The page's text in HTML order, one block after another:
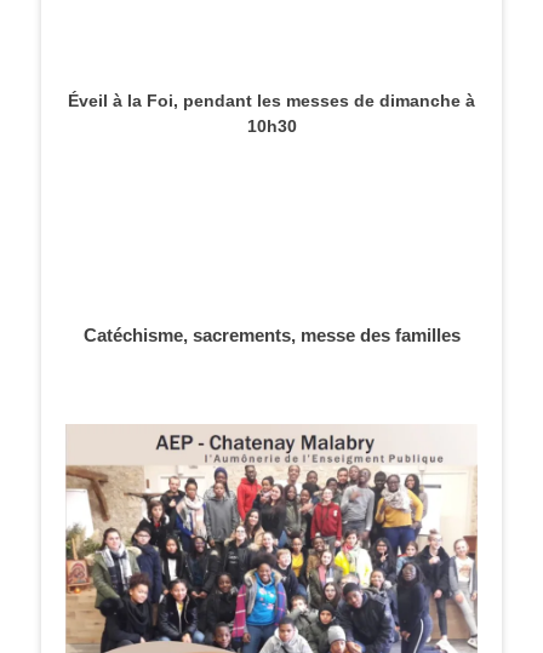
Éveil à la Foi, pendant les messes de dimanche à
10h30
Catéchisme, sacrements, messe des familles